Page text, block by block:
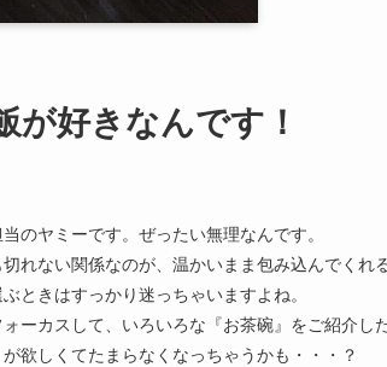
好きなんです！
のヤミーです。ぜったい無理なんです。
れない関係なのが、温かいまま包み込んでくれ
ときはすっかり迷っちゃいますよね。
ォーカスして、いろいろな『お茶碗』をご紹介し
欲しくてたまらなくなっちゃうかも・・・？